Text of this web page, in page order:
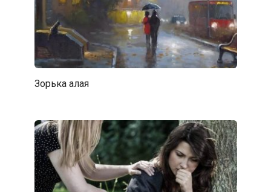
Зорька алая